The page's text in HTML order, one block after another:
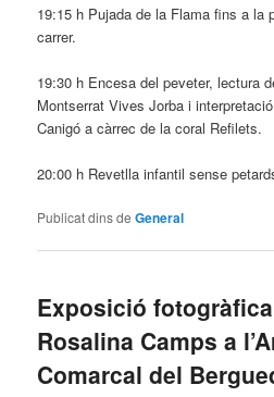
19:15 h Pujada de la Flama fins a la
carrer.
19:30 h Encesa del peveter, lectura
Montserrat Vives Jorba i
Canigó a càrrec de la coral Refilets.
20:00 h Revetlla infantil sense
Publicat dins de General
Exposició
Rosalina Camps a
Comarcal del